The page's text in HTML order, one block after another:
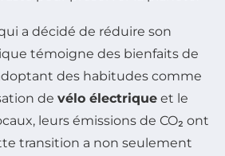
a décidé de réduire son
témoigne des bienfaits de
des habitudes comme
de vélo électrique et le
leurs émissions de CO₂ ont
transition a non seulement